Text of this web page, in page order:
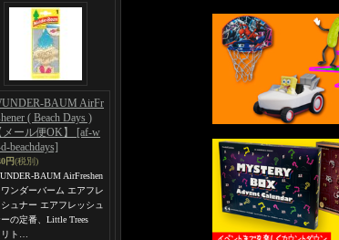
BAUM AirFr
( Beach Days )
メール便OK】 [af-w
beachdays]
円(税別)
BAUM AirFreshen
ワンダーバーム エアフレ
シュナー エアフレッシュ
の定番、Little Trees
リト…